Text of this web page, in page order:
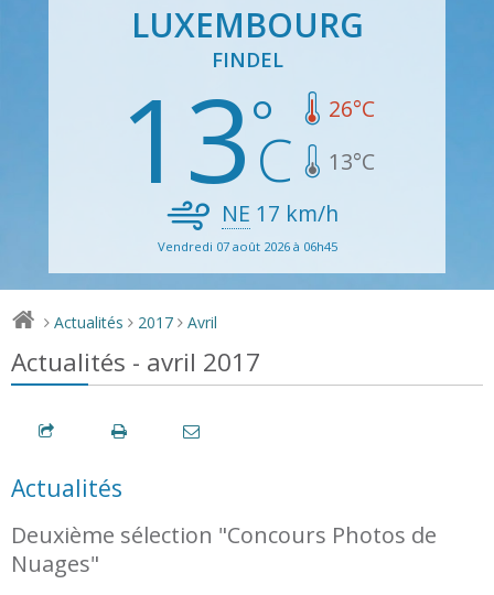
LUXEMBOURG
FINDEL
13 26°C
13°C
NE 17 km/h
Vendredi 07 août 2026 à 06h45
> Actualités > 2017 > Avril
Actualités - avril 2017
Actualités
Deuxième sélection "Concours Photos de
Nuages"